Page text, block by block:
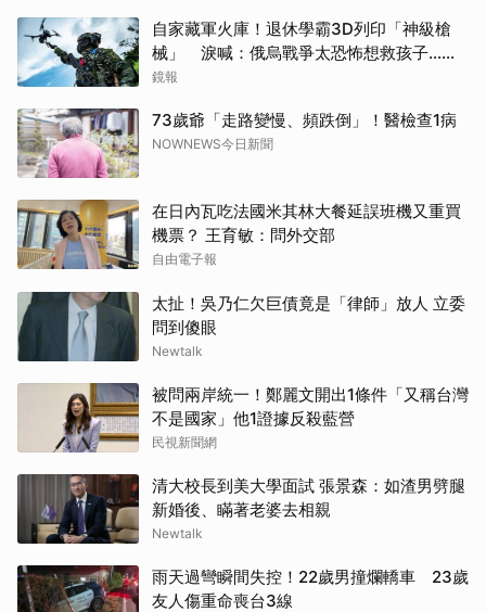
自家藏軍火庫！退休學霸3D列印「神級槍
械」 淚喊：俄烏戰爭太恐怖想救孩子...法
官不給減刑
鏡報
73歲爺「走路變慢、頻跌倒」！醫檢查1病
NOWNEWS今日新聞
在日內瓦吃法國米其林大餐延誤班機又重買
機票？ 王育敏：問外交部
自由電子報
太扯！吳乃仁欠巨債竟是「律師」放人 立委
問到傻眼
Newtalk
被問兩岸統一！鄭麗文開出1條件「又稱台灣
不是國家」他1證據反殺藍營
民視新聞網
清大校長到美大學面試 張景森：如渣男劈腿
新婚後、瞞著老婆去相親
Newtalk
雨天過彎瞬間失控！22歲男撞爛轎車 23歲
友人傷重命喪台3線